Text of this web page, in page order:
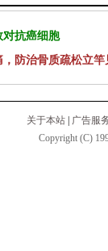
对抗癌细胞
防治骨质疏松立竿
关于本站
广告服
Copyright (C)